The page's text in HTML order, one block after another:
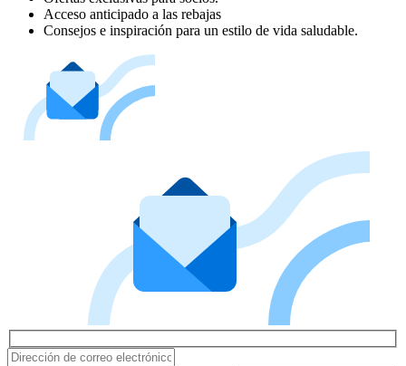
Acceso anticipado a las rebajas
Consejos e inspiración para un estilo de vida saludable.